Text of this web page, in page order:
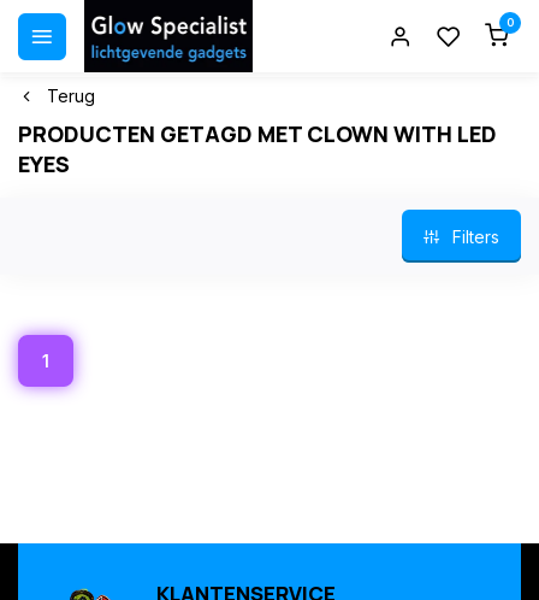
0
Terug
PRODUCTEN GETAGD MET CLOWN WITH LED
EYES
Filters
1
KLANTENSERVICE